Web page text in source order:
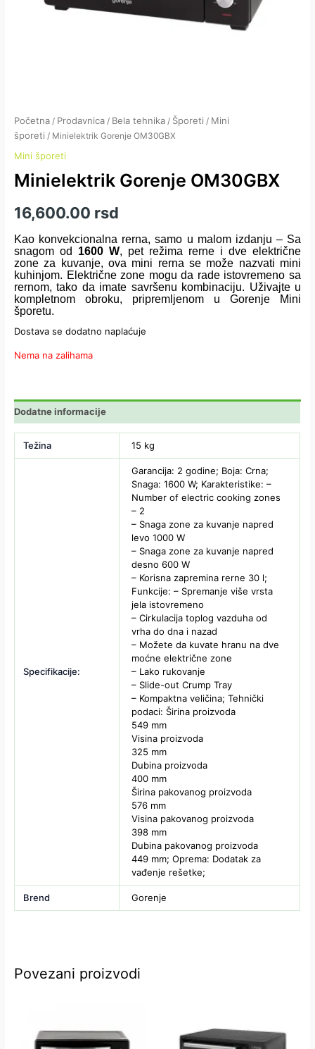
Početna / Prodavnica / Bela tehnika / Šporeti / Mini
šporeti / Minielektrik Gorenje OM30GBX
Mini šporeti
Minielektrik Gorenje OM30GBX
16,600.00 rsd
Kao konvekcionalna rerna, samo u malom izdanju – Sa
snagom od 1600 W, pet režima rerne i dve električne
zone za kuvanje, ova mini rerna se može nazvati mini
kuhinjom. Električne zone mogu da rade istovremeno sa
rernom, tako da imate savršenu kombinaciju. Uživajte u
kompletnom obroku, pripremljenom u Gorenje Mini
šporetu.
Dostava se dodatno naplaćuje
Nema na zalihama
Dodatne informacije
Težina 15 kg
Specifikacije:
Garancija: 2 godine; Boja: Crna;
Snaga: 1600 W; Karakteristike: –
Number of electric cooking zones
– 2
– Snaga zone za kuvanje napred
levo 1000 W
– Snaga zone za kuvanje napred
desno 600 W
– Korisna zapremina rerne 30 l;
Funkcije: – Spremanje više vrsta
jela istovremeno
– Cirkulacija toplog vazduha od
vrha do dna i nazad
– Možete da kuvate hranu na dve
moćne električne zone
– Lako rukovanje
– Slide-out Crump Tray
– Kompaktna veličina; Tehnički
podaci: Širina proizvoda
549 mm
Visina proizvoda
325 mm
Dubina proizvoda
400 mm
Širina pakovanog proizvoda
576 mm
Visina pakovanog proizvoda
398 mm
Dubina pakovanog proizvoda
449 mm; Oprema: Dodatak za
vađenje rešetke;
Brend Gorenje
Povezani proizvodi